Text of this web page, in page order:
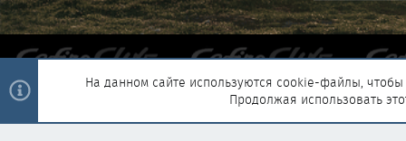
Community platform by XenForo © 2010-2025 XenForo Ltd. |Style and
На данном сайте используются cookie-файлы, чтобы
Продолжая использовать